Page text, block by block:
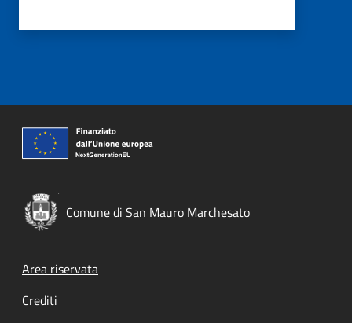
Comune di San Mauro Marchesato
Footer menu
Area riservata
Crediti